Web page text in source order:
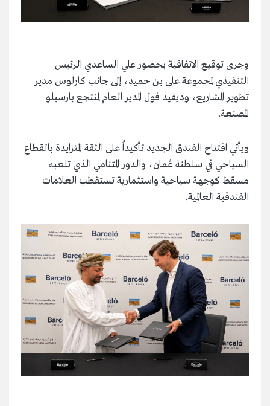
وجرى توقيع الاتفاقية بحضور علي الساعدي الرئيس
التنفيذي لمجموعة علي بن حميد، إلى جانب كارلوس مدير
تطوير المشاريع، وديفيد فول المدير العام لمنتجع بارسيلو
المصنعة.
ويأتي افتتاح الفندق الجديد تأكيداً على الثقة المتزايدة بالقطاع
السياحي في سلطنة عُمان، والدور المتنامي الذي تلعبه
مسقط كوجهة سياحية واستثمارية تستقطب العلامات
الفندقية العالمية.